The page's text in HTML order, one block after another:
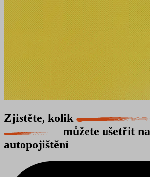
Zjistěte, kolik
můžete ušetřit na
autopojištění